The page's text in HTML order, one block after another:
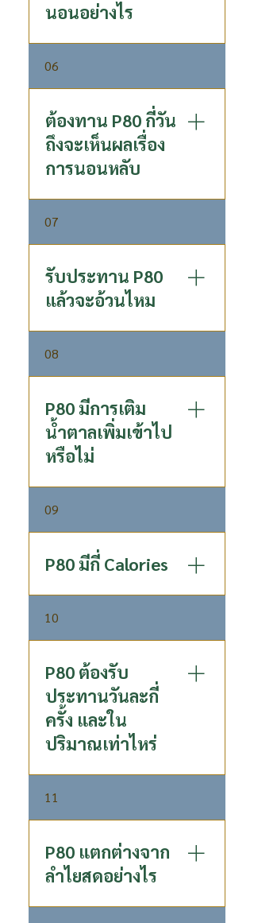
นอนอย่างไร
ใน P80 มีสารสำคัญ ที่ชื่อว่า
เป็นสารสื่อประสาทที่ทำงาน
เป็นตัวต้านกระแสประสาท ช่วย
ลดการกระตุ้นการทำงานของ
เซลล์สมอง ทำให้ร่างกายรู้สึก
เกร็งตัวของกล้ามเนื้อ ทำให้
กล้ามเนื้อผ่อนคลาย เลยส่งผลให้
นอนหลับได้ง่ายขึ้น
06
ต้องทาน P80 กี่วัน
ถึงจะเห็นผลเรื่อง
การนอนหลับ
จากผลการทดสอบพบว่าผู้ที่มี
และ 7 วัน จะดีขึ้น 80%
นอกจากนี้เมื่อรับประทานไป 1
เดือน จะเห็นผลเรื่องการปวด
เมื่อยข้อได้อย่างชัดเจน
07
รับประทาน P80
แล้วจะอ้วนไหม
P80 เป็นผลิตภัณฑ์ที่มีความ
แล้วจึงไม่อ้วน อีกทั้งจากงานวิจัย
พบว่า P80 ไม่เพิ่มระดับไขมัน
ในเลือด
08
P80 มีการเติม
น้ำตาลเพิ่มเข้าไป
หรือไม่
P80 ผลิตจากธรรมชาติ 100%
– 30 g
09
P80 มีกี่ Calories
คุณค่าทางโภชนาการต่อ 1 ช้อน
น้อยกว่าข้าว 1 ทัพพี ที่มี 80
Calories
10
P80 ต้องรับ
ประทานวันละกี่
ครั้ง และใน
ปริมาณเท่าไหร่
รับประทานวันละ 1 ช้อนโต๊ะ
ตามใจชอบ
11
P80 แตกต่างจาก
ลำไยสดอย่างไร